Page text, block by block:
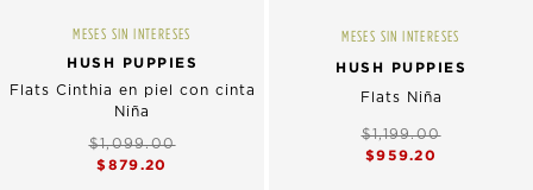
MESES SIN INTERESES
HUSH PUPPIES
Flats Cinthia en piel con cinta
Niña
$1,099.00
$879.20
MESES SIN INTERESES
HUSH PUPPIES
Flats Niña
$1,199.00
$959.20